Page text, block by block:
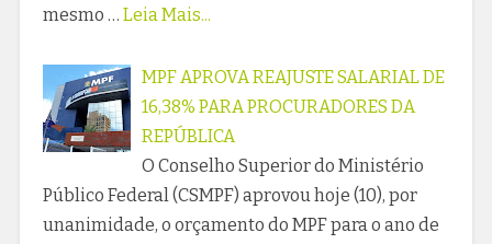
mesmo … Leia Mais...
MPF APROVA REAJUSTE SALARIAL DE
16,38% PARA PROCURADORES DA
REPÚBLICA
O Conselho Superior do Ministério
Público Federal (CSMPF) aprovou hoje (10), por
unanimidade, o orçamento do MPF para o ano de